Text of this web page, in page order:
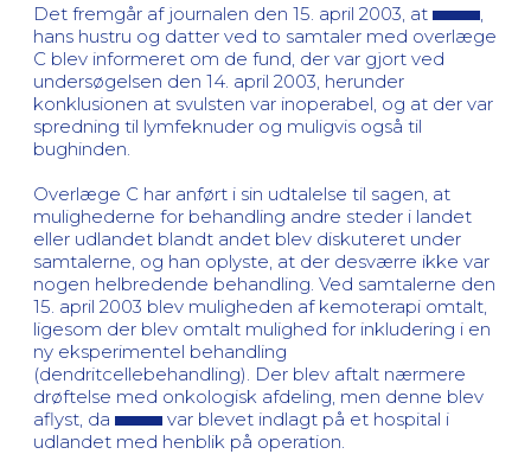
Det fremgår af journalen den 15. april 2003, at
hans hustru og datter ved to samtaler med overlæge
C blev informeret om de fund, der var gjort ved
undersøgelsen den 14. april 2003, herunder
konklusionen at svulsten var inoperabel, og at der var
spredning til lymfeknuder og muligvis også til
bughinden.
Overlæge C har anført i sin udtalelse til sagen, at
mulighederne for behandling andre steder i landet
eller udlandet blandt andet blev diskuteret under
samtalerne, og han oplyste, at der desværre ikke var
nogen helbredende behandling. Ved samtalerne den
15. april 2003 blev muligheden af kemoterapi omtalt,
ligesom der blev omtalt mulighed for inkludering i en
ny eksperimentel behandling
(dendritcellebehandling). Der blev aftalt nærmere
drøftelse med onkologisk afdeling, men denne blev
aflyst, da
var blevet indlagt på et hospital i
udlandet med henblik på operation.